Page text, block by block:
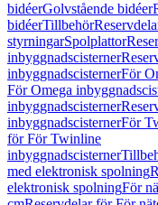
bidéerGolvstående bidéer
bidéerTillbehör
styrningarSpolplattor
inbyggnadscisterner
inbyggnadscisternerFör
För Omega
inbyggnadscisterner
inbyggnadscisternerFör
för För Twinline
inbyggnadscisterner
med elektronisk spolning
elektronisk spolningFör